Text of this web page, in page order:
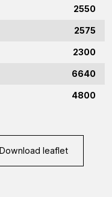
2550
2575
2300
6640
4800
Download leaflet